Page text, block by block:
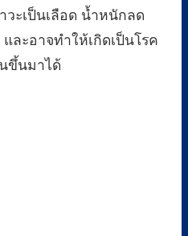
ะเป็นเลือด น้ำหนักลด
ละอาจทำให้เกิดเป็นโรค
ขึ้นมาได้